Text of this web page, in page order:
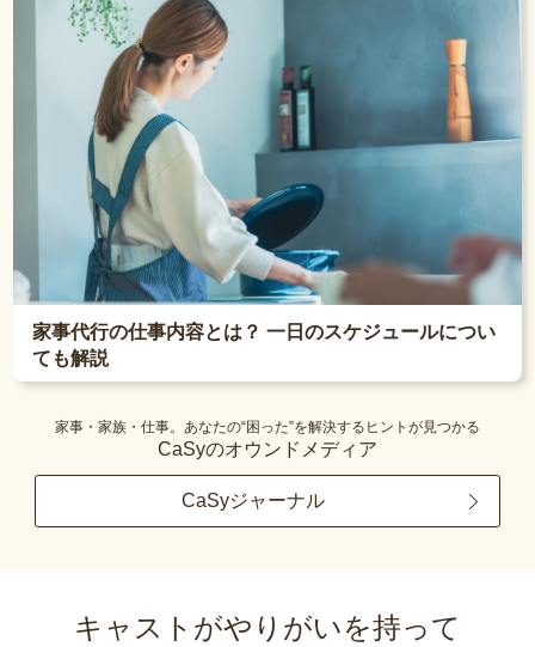
家事代行の仕事内容とは？ 一日のスケジュールについ
ても解説
家事・家族・仕事。あなたの“困った”を解決するヒントが見つかる
CaSyのオウンドメディア
CaSyジャーナル
キャストがやりがいを持って